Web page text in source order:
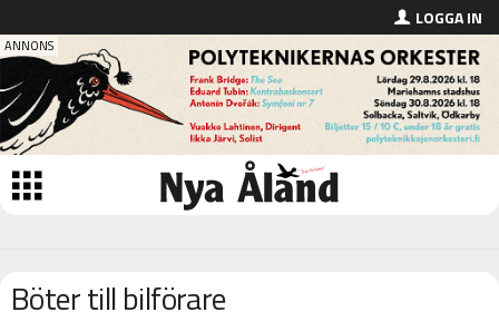
LOGGA IN
Böter till bilförare